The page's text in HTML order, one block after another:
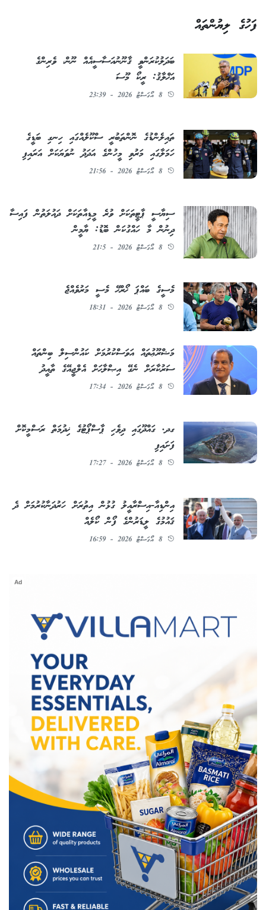
ފަހުގެ ލިޔުންތައް
ބަދަލުކުރަންވީ ޤާނޫނުއަސާސީއެއް ނޫން، ވެރިންގެ
އަޚްލާޤު: ރީކޯ މޫސަ
8 އޯގަސްޓު 2026 - 23:39
ތައިލެންޑުގެ ނޮންތަބުރީ ސްކޫލެއްގައި ހިނގި ބަޑީގެ
ހަމަލާގައި މަރުވި މީހުންގެ އަދަދު ނުވަޔަކަށް އަރައިފި
8 އޯގަސްޓު 2026 - 21:56
ސިޔާސީ ޕާޓީތަކަށް ވުރެ މީޑިއާތަކަށް ދައުލަތުން ފައިސާ
ދިނުން މާ ހައްގުކަން ބޮޑު: ޔާމީން
8 އޯގަސްޓު 2026 - 21:5
މެސީގެ ބައްޕަ ޚޯރްޚޭ މެސީ މަރުވެއްޖެ
8 އޯގަސްޓު 2026 - 18:31
މަޝްރޫޢުތައް އަވަސްކުރުމަށް ކައުންސިލް ބިންތައް
ސަރުކާރަށް ނެގޭ އިޞްލާޙަށް އެލްޖީއޭގެ ތާއީދު
8 އޯގަސްޓު 2026 - 17:34
ގދ. ގައްދޫގައި ދިވެހި ޕާސްޕޯޓުގެ ޚިދުމަތް ރަސްމީކޮށް
ފަށައިފި
8 އޯގަސްޓު 2026 - 17:27
އިންޑިއާ-އިސްރާއީލު ގުޅުން އިތުރަށް ހަރުދަނާކުރުމަށް ދެ
ޤައުމުގެ ލީޑަރުންގެ ފޯން ކޯލެއް
8 އޯގަސްޓު 2026 - 16:59
Ad